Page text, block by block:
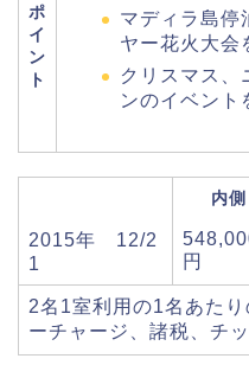
ポ
イ
ン
ト
マディラ島停
ヤー花火大会
クリスマス、
ンのイベント
内側
2015年 12/2
1
円
2名1室利用の1名あた
ーチャージ、諸税、チ